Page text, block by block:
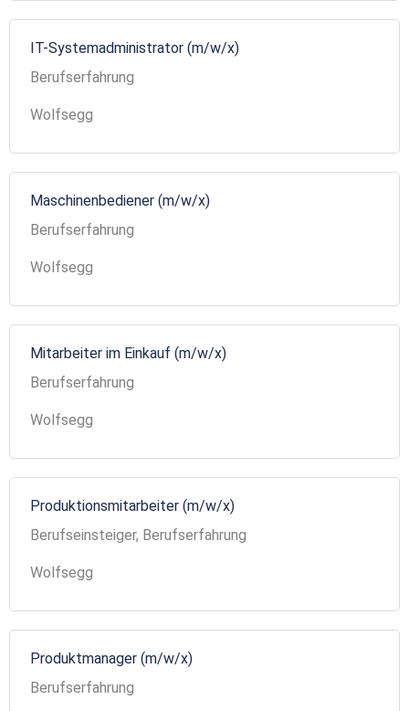
IT-Systemadministrator (m/w/x)
Berufserfahrung
Wolfsegg
Maschinenbediener (m/w/x)
Berufserfahrung
Wolfsegg
Mitarbeiter im Einkauf (m/w/x)
Berufserfahrung
Wolfsegg
Produktionsmitarbeiter (m/w/x)
Berufseinsteiger, Berufserfahrung
Wolfsegg
Produktmanager (m/w/x)
Berufserfahrung